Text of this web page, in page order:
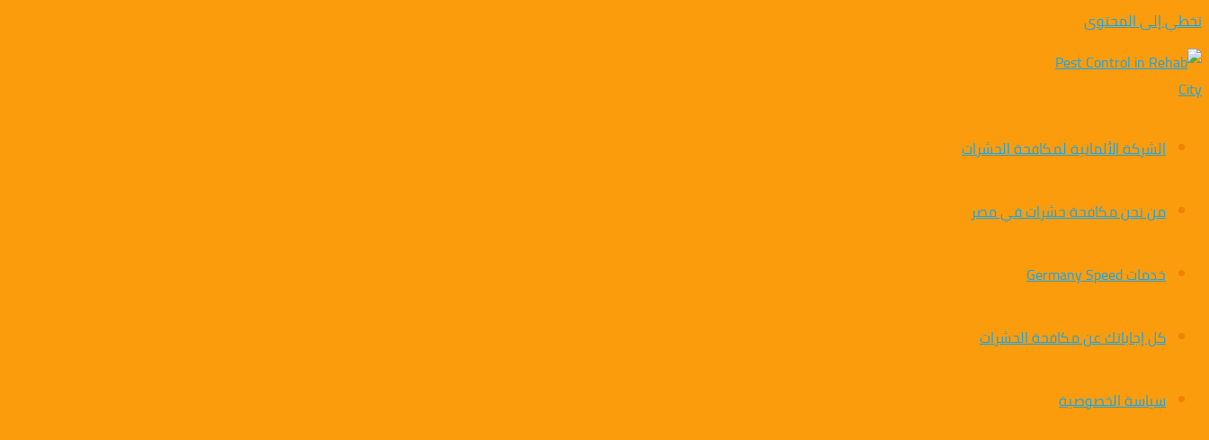
تخطي إلى المحتوى
الشركة الألمانية لمكافحة الحشرات
من نحن مكافحة حشرات في مصر
خدمات Germany Speed
كل إجاباتك عن مكافحة الحشرات
سياسة الخصوصية